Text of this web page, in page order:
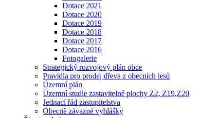
Dotace 2021
Dotace 2020
Dotace 2019
Dotace 2018
Dotace 2017
Dotace 2016
Fotogalerie
Strategický rozvojový plán obce
Pravidla pro prodej dřeva z obecních lesů
Územní plán
Územní studie zastavitelné plochy Z2, Z19,Z20
Jednací řád zastupitelstva
Obecně závazné vyhlášky